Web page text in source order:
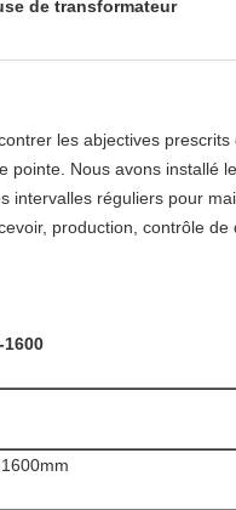
de transformateur
les abjectives prescrits
pointe. Nous avons installé
intervalles réguliers pour
production, contrôle de